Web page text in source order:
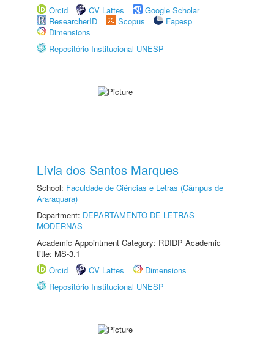
Orcid
CV Lattes
Google Scholar
ResearcherID
Scopus
Fapesp
Dimensions
Repositório Institucional UNESP
Lívia dos Santos Marques
School: Faculdade de Ciências e Letras (Câmpus de
Araraquara)
Department: DEPARTAMENTO DE LETRAS
MODERNAS
Academic Appointment Category: RDIDP Academic
title: MS-3.1
Orcid
CV Lattes
Dimensions
Repositório Institucional UNESP